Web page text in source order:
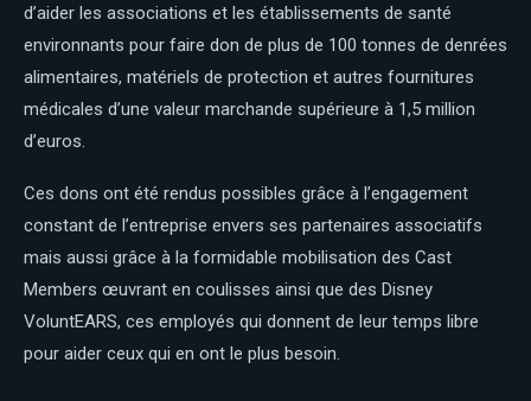
d’aider les associations et les établissements de santé
environnants pour faire don de plus de 100 tonnes de denrées
alimentaires, matériels de protection et autres fournitures
médicales d’une valeur marchande supérieure à 1,5 million
d’euros.
Ces dons ont été rendus possibles grâce à l’engagement
constant de l’entreprise envers ses partenaires associatifs
mais aussi grâce à la formidable mobilisation des Cast
Members œuvrant en coulisses ainsi que des Disney
VoluntEARS, ces employés qui donnent de leur temps libre
pour aider ceux qui en ont le plus besoin.